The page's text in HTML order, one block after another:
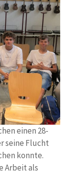
einen 28-
seine Flucht
konnte.
Arbeit als